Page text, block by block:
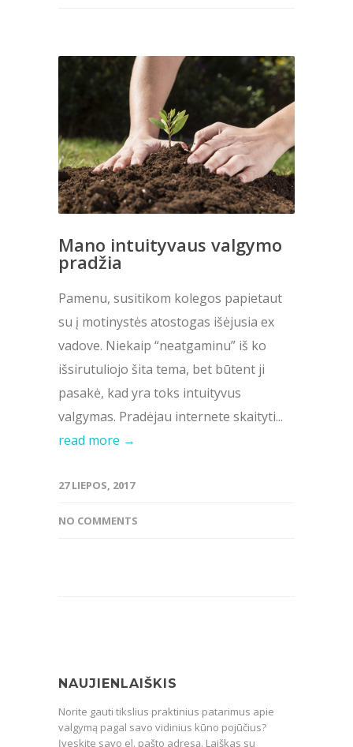
Mano intuityvaus valgymo
pradžia
Pamenu, susitikom kolegos papietaut
su į motinystės atostogas išėjusia ex
vadove. Niekaip “neatgaminu” iš ko
išsirutuliojo šita tema, bet būtent ji
pasakė, kad yra toks intuityvus
valgymas. Pradėjau internete skaityti...
read more →
27 LIEPOS, 2017
NO COMMENTS
NAUJIENLAIŠKIS
Norite gauti tikslius praktinius patarimus apie
valgymą pagal savo vidinius kūno pojūčius?
Įveskite savo el. pašto adresą. Laiškas su